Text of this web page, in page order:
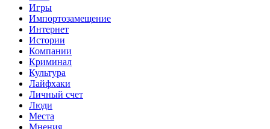
Игры
Импортозамещение
Интернет
Истории
Компании
Криминал
Культура
Лайфхаки
Личный счет
Люди
Места